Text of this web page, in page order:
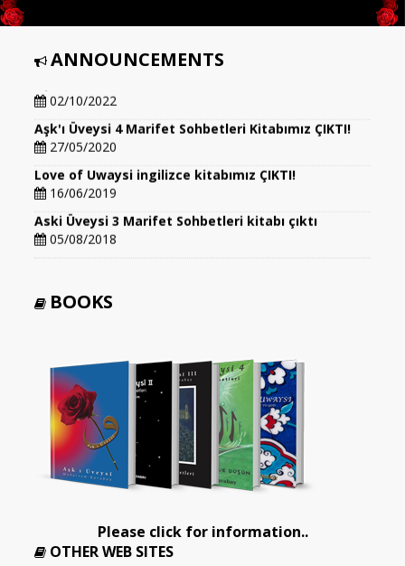
ANNOUNCEMENTS
02/10/2022
Aşk'ı Üveysi 4 Marifet Sohbetleri Kitabımız ÇIKTI!
27/05/2020
Love of Uwaysi ingilizce kitabımız ÇIKTI!
16/06/2019
Aski Üveysi 3 Marifet Sohbetleri kitabı çıktı
05/08/2018
BOOKS
Please click for information..
OTHER WEB SITES